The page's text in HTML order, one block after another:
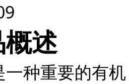
述
种重要的有机